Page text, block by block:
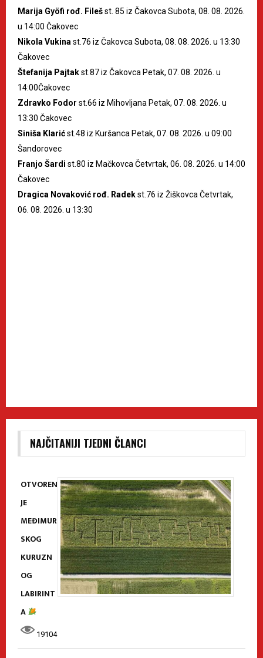
Marija Gyöfi rođ. Filešst. 85 iz Čakovca Subota, 08. 08. 2026.
u 14:00 Čakovec
Nikola Vukinast.76 iz Čakovca Subota, 08. 08. 2026. u 13:30
Čakovec
Štefanija Pajtakst.87 iz Čakovca Petak, 07. 08. 2026. u
14:00Čakovec
Zdravko Fodor st.66 iz Mihovljana Petak, 07. 08. 2026. u
13:30 Čakovec
Siniša Klarićst.48 iz Kuršanca Petak, 07. 08. 2026. u 09:00
Šandorovec
Franjo Šardi st.80 iz Mačkovca Četvrtak, 06. 08. 2026. u 14:00
Čakovec
Dragica Novaković rođ. Radekst.76 iz Žiškovca Četvrtak,
06. 08. 2026. u 13:30
NAJČITANIJI TJEDNI ČLANCI
OTVOREN
JE
MEĐIMUR
SKOG
KURUZN
OG
LABIRINT
A
19104